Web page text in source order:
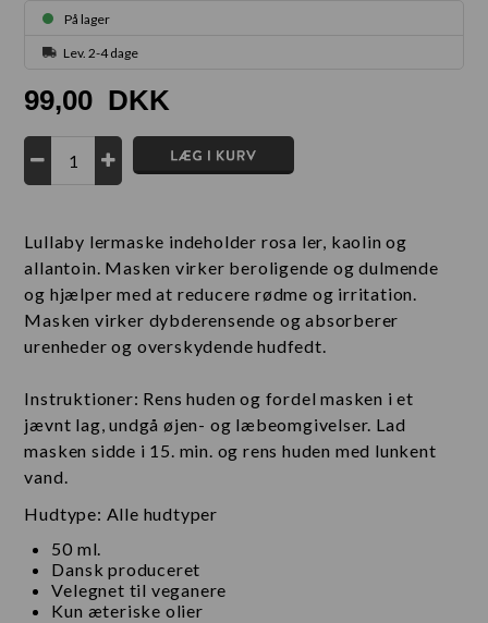
På lager
Lev. 2-4 dage
99,00 DKK
Lullaby lermaske indeholder rosa ler, kaolin og
allantoin. Masken virker beroligende og dulmende
og hjælper med at reducere rødme og irritation.
Masken virker dybderensende og absorberer
urenheder og overskydende hudfedt.
Instruktioner: Rens huden og fordel masken i et
jævnt lag, undgå øjen- og læbeomgivelser. Lad
masken sidde i 15. min. og rens huden med lunkent
vand.
Hudtype: Alle hudtyper
50 ml.
Dansk produceret
Velegnet til veganere
Kun æteriske olier